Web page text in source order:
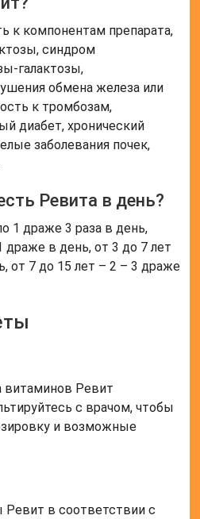
к компонентам препарата,
синдром
галактозы,
обмена железа или
к тромбозам,
диабет, хронический
заболевания почек,
Ревита в день?
1 драже 3 раза в день,
драже в день, от 3 до 7 лет
от 7 до 15 лет – 2 – 3 драже
витаминов Ревит
с врачом, чтобы
и возможные
в соответствии с